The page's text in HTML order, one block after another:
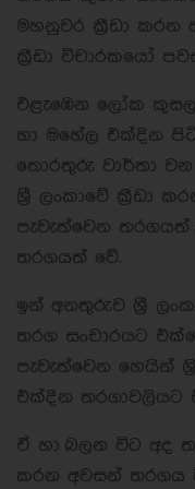
මහනුවර ක්‍රීඩා
ක්‍රීඩා විචාරකයෝ
එළැඹෙන ලෝක
හා මහේල එක්දින
තොරතුරු වාර්තා වන
ශ්‍රී ලංකාවේ ක්‍රීඩා
පැවැත්වෙන තරගයත්
තරගයත් වේ.
ඉන් අනතුරුව ශ්‍රී
තරග සංචාරයට
පැවැත්වෙන හෙයින්
එක්දින තරගාවලියට
ඒ හා බලන විට අද
කරන අවසන් තරගය